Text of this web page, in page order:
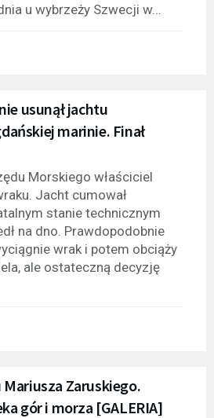
u wybrzeży Szwecji w...
usunął jachtu
marinie. Finał
Morskiego właściciel
Jacht cumował
stanie technicznym
na dno. Prawdopodobnie
wrak i potem obciąży
ale ostateczną decyzję
Zaruskiego.
gór i morza [GALERIA]